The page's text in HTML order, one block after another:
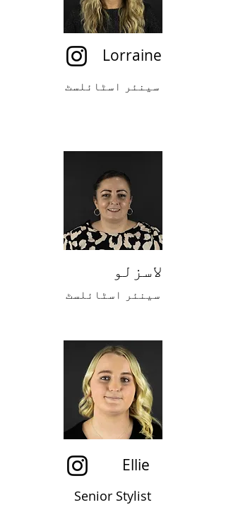
Lorraine
سینئر اسٹائلسٹ
لاسزلو
سینئر اسٹائلسٹ
Ellie
Senior Stylist